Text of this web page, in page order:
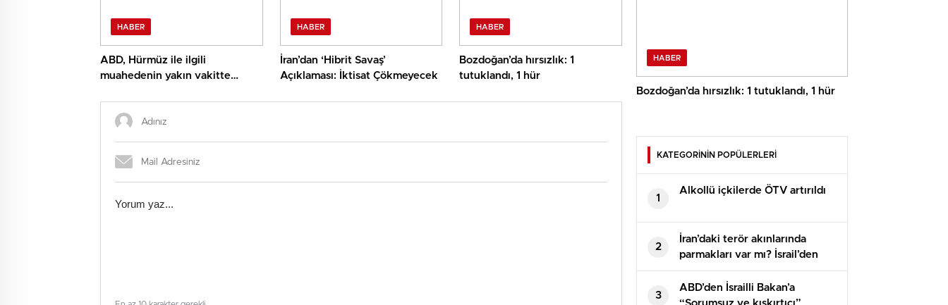
HABER
ABD, Hürmüz ile ilgili
muahedenin yakın vakitte
HABER
İran’dan ‘Hibrit Savaş’
Açıklaması: İktisat Çökmeyecek
HABER
Bozdoğan’da hırsızlık: 1
tutuklandı, 1 hür
HABER
Bozdoğan’da hırsızlık: 1 tutuklandı, 1 hür
KATEGORİNİN POPÜLERLERİ
1
Alkollü içkilerde ÖTV artırıldı
2
İran’daki terör akınlarında
parmakları var mı? İsrail’den
birinci açıklama geldi
3
ABD’den İsrailli Bakan’a